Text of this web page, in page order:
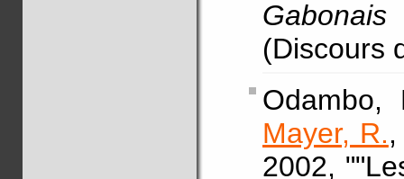
Gabonais
(Discours
Odambo,
Mayer, R.
2002,